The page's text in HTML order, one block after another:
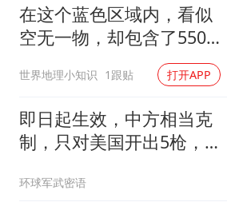
在这个蓝色区域内，看似
空无一物，却包含了5500
世界地理小知识 1跟贴 打开APP
即日起生效，中方相当克
制，只对美国开出5枪，
环球军武密语